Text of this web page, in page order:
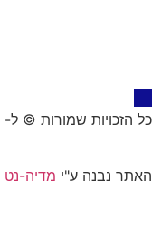
כל הזכויות שמורות © ל- 90FM
האתר נבנה ע"י מדיה-נט